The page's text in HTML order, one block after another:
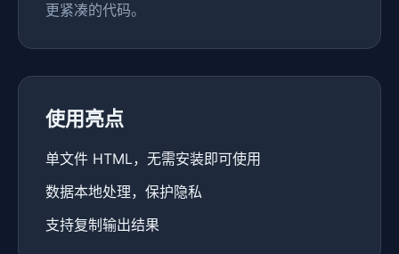
更紧凑的代码。
使用亮点
单文件 HTML，无需安装即可使用
数据本地处理，保护隐私
支持复制输出结果